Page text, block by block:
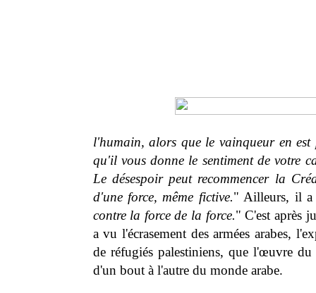
l'humain, alors que le vainqueur en
qu'il vous donne le sentiment de votre
Le désespoir peut recommencer la
d'une force, même fictive." Ailleurs, il a
contre la force de la force." C'est après
a vu l'écrasement des armées arabes,
de réfugiés palestiniens, que l'œuvre
d'un bout à l'autre du monde arabe.